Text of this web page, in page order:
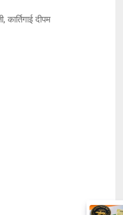
कार्तिगाई दीपम